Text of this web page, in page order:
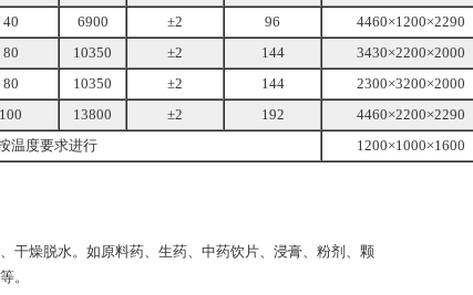
40 6900 ±2 96
4460×1200×2290
80 10350 ±2 144
3430×2200×2000
80 10350 ±2 144
2300×3200×2000
100 13800 ±2 192
4460×2200×2290
温度要求进行 1200×1000×1600
燥脱水。如原料药、生药、中药饮片、浸膏、粉剂、颗
。